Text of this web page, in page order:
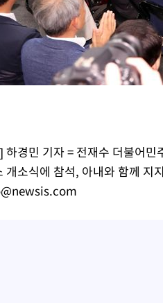
비스 장애 발생…"원인 파악 중"
로 미상 발사체 발사"
…한밤 열대야도 계속[내일날씨]
3연전도 폭염 취소…11일 재개
배경엔 美의 대한국 무역적자 있어"
가 압수수색…내란 중요임무종사 혐의
복…0.26% 오른 801.67 마감
인트(4.58%) 내린 6296.38 마감
원 내린 1423.8원 마감
하경민 기자 = 전재수 더불어
개소식에 참석, 아내와 함께